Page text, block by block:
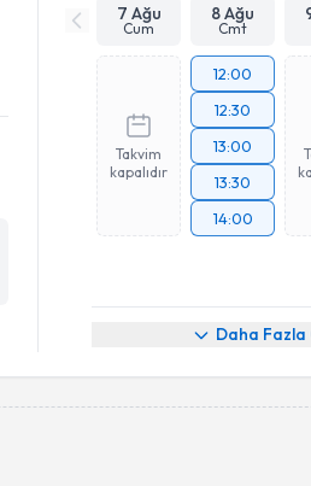
7 Ağu
Cum
8 Ağu
Cmt
Takvim
kapalıdır
12:00
12:30
13:00
13:30
14:00
Daha